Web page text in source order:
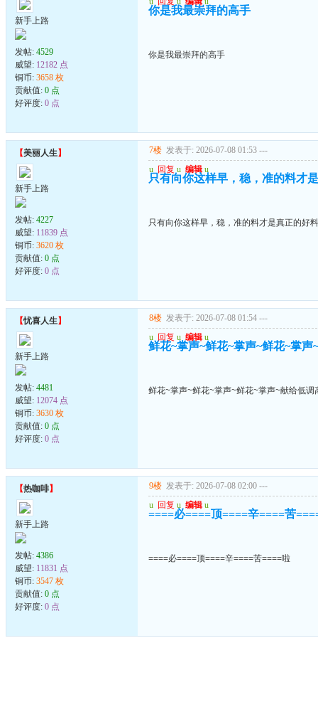
新手上路
发帖: 4529
威望: 12182 点
铜币: 3658 枚
贡献值: 0 点
好评度: 0 点
你是我最崇拜的高手
你是我最崇拜的高手
【美丽人生】
新手上路
发帖: 4227
威望: 11839 点
铜币: 3620 枚
贡献值: 0 点
好评度: 0 点
7楼 发表于: 2026-07-08 01:53 ---
u 回复 u 编辑 u
只有向你这样早，稳，准的料才
只有向你这样早，稳，准的料才是真正的好料
【忧喜人生】
新手上路
发帖: 4481
威望: 12074 点
铜币: 3630 枚
贡献值: 0 点
好评度: 0 点
8楼 发表于: 2026-07-08 01:54 ---
u 回复 u 编辑 u
鲜花~掌声~鲜花~掌声~鲜花~掌声
鲜花~掌声~鲜花~掌声~鲜花~掌声~献给低调
【热咖啡】
新手上路
发帖: 4386
威望: 11831 点
铜币: 3547 枚
贡献值: 0 点
好评度: 0 点
9楼 发表于: 2026-07-08 02:00 ---
u 回复 u 编辑 u
====必====顶====辛====苦
====必====顶====辛====苦====啦